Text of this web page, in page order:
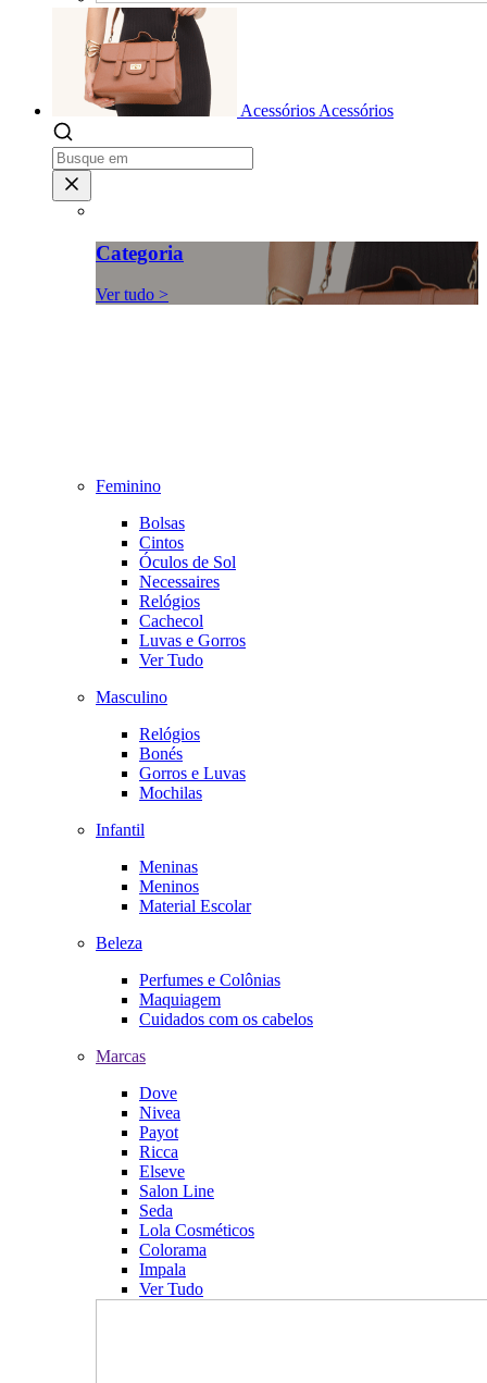
Acessórios Acessórios
Categoria
Ver tudo >
Feminino
Bolsas
Cintos
Óculos de Sol
Necessaires
Relógios
Cachecol
Luvas e Gorros
Ver Tudo
Masculino
Relógios
Bonés
Gorros e Luvas
Mochilas
Infantil
Meninas
Meninos
Material Escolar
Beleza
Perfumes e Colônias
Maquiagem
Cuidados com os cabelos
Marcas
Dove
Nivea
Payot
Ricca
Elseve
Salon Line
Seda
Lola Cosméticos
Colorama
Impala
Ver Tudo